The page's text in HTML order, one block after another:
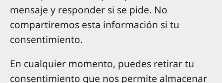
mensaje y responder si se pide. No
compartiremos esta información si tu
consentimiento.
En cualquier momento, puedes retirar tu
consentimiento que nos permite almacenar